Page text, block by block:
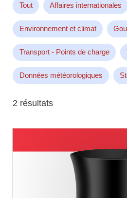
Tout Affaires internationales
Environnement et climat
Transport - Points de charge
Données météorologiques
2 résultats